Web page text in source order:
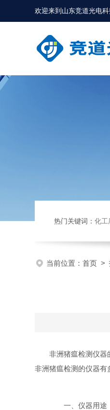
欢迎来到 山东竞道光电
热门关键词： 化工
当前位置： 首页 >
非洲猪瘟检测仪器
非洲猪瘟检测的仪器有
一、仪器用途